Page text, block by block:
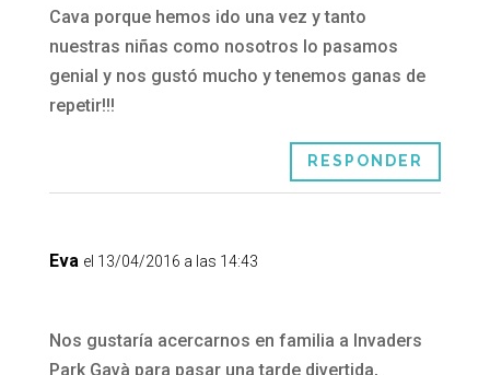
Cava porque hemos ido una vez y tanto
nuestras niñas como nosotros lo pasamos
genial y nos gustó mucho y tenemos ganas de
repetir!!!
RESPONDER
Eva el 13/04/2016 a las 14:43
Nos gustaría acercarnos en familia a Invaders
Park Gavà para pasar una tarde divertida,